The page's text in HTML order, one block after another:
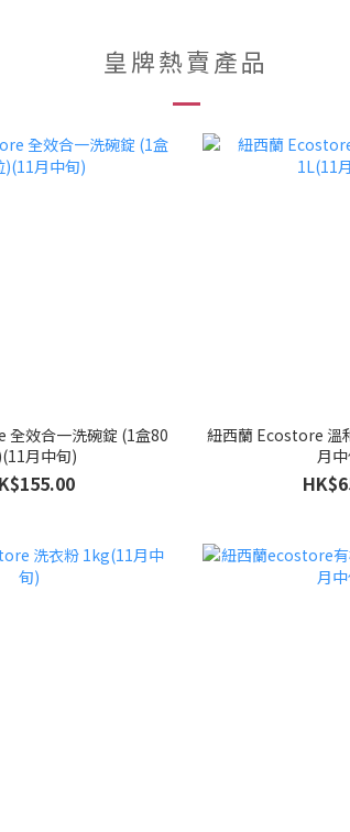
皇牌熱賣產品
全效合一洗碗錠 (1盒80
月中旬)
紐西蘭 Ecostore 溫
月